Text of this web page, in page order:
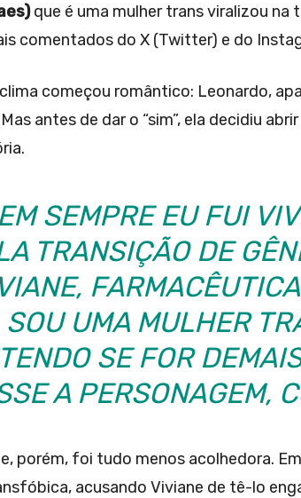
que é uma mulher trans viralizou
comentados do X (Twitter) e do
começou romântico: Leonardo,
antes de dar o “sim”, ela decidiu
SEMPRE EU FUI
TRANSIÇÃO DE
SOU UMA MULHER
SE FOR
A PERSONAGEM,
porém, foi tudo menos acolhedora.
acusando Viviane de tê-lo